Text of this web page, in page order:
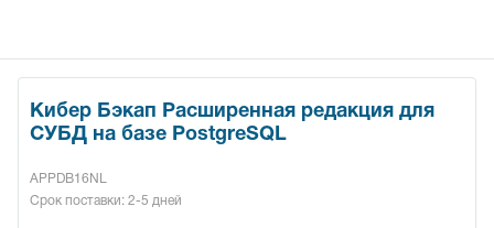
Кибер Бэкап Расширенная редакция для
СУБД на базе PostgreSQL
APPDB16NL
Срок поставки: 2-5 дней